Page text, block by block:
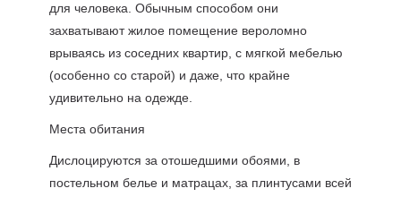
для человека. Обычным способом они
захватывают жилое помещение вероломно
врываясь из соседних квартир, с мягкой мебелью
(особенно со старой) и даже, что крайне
удивительно на одежде.
Места обитания
Дислоцируются за отошедшими обоями, в
постельном белье и матрацах, за плинтусами всей